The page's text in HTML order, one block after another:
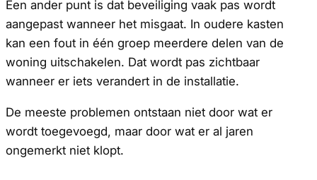
Een ander punt is dat beveiliging vaak pas wordt
aangepast wanneer het misgaat. In oudere kasten
kan een fout in één groep meerdere delen van de
woning uitschakelen. Dat wordt pas zichtbaar
wanneer er iets verandert in de installatie.
De meeste problemen ontstaan niet door wat er
wordt toegevoegd, maar door wat er al jaren
ongemerkt niet klopt.